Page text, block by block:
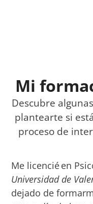
Mi
Descubre
plantearte si
proceso de
Me licencié en
Universidad de
dejado de